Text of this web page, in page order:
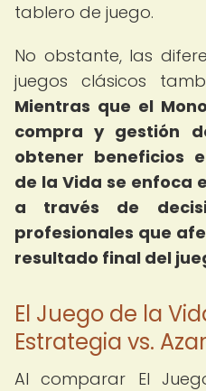
tablero de juego.
No obstante, las
juegos clásicos
Mientras que el
compra y gestión
obtener beneficios
de la Vida se enfoca
a través de
profesionales que
resultado final del
El Juego de la
Estrategia vs. Azar
Al comparar El